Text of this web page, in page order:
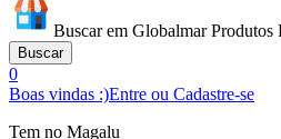
Buscar em Globalmar Produtos
Buscar
0
Boas vindas :)Entre ou Cadastre-se
Tem no Magalu